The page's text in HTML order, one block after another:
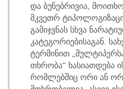
და ბუნებრივია,
მკვეთრ
გამიჯვნას სხვა
კატეგორიებისაგან.
ტერმინით
თხრობა“ ხასიათდება
რომლებშიც ორი ან